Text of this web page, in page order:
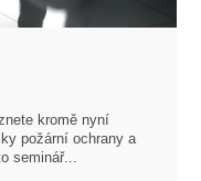
kromě nyní
požární ochrany a
seminář...